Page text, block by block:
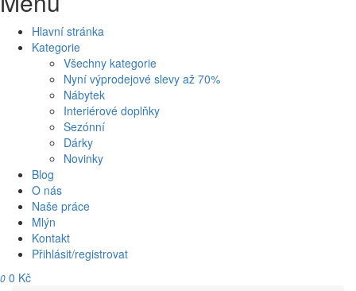
Hlavní stránka
Kategorie
Všechny kategorie
Nyní výprodejové slevy až 70%
Nábytek
Interiérové doplňky
Sezónní
Dárky
Novinky
Blog
O nás
Naše práce
Mlýn
Kontakt
Přihlásit/registrovat
0 0 Kč